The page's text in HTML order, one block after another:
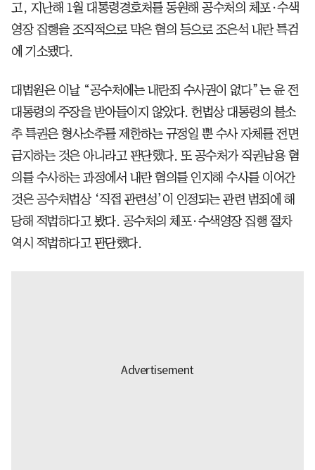
고, 지난해 1월 대통령경호처를 동원해 공수처의 체포·수색
영장 집행을 조직적으로 막은 혐의 등으로 조은석 내란 특검
에 기소됐다.
대법원은 이날 “공수처에는 내란죄 수사권이 없다”는 윤 전
대통령의 주장을 받아들이지 않았다. 헌법상 대통령의 불소
추 특권은 형사소추를 제한하는 규정일 뿐 수사 자체를 전면
금지하는 것은 아니라고 판단했다. 또 공수처가 직권남용 혐
의를 수사하는 과정에서 내란 혐의를 인지해 수사를 이어간
것은 공수처법상 ‘직접 관련성’이 인정되는 관련 범죄에 해
당해 적법하다고 봤다. 공수처의 체포·수색영장 집행 절차
역시 적법하다고 판단했다.